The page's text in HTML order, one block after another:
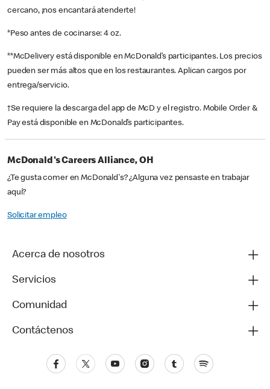
cercano, ¡nos encantará atenderte!
*Peso antes de cocinarse: 4 oz.
**McDelivery está disponible en McDonald’s participantes. Los precios
pueden ser más altos que en los restaurantes. Aplican cargos por
entrega/servicio.
†Se requiere la descarga del app de McD y el registro. Mobile Order &
Pay está disponible en McDonald’s participantes.
McDonald's Careers Alliance, OH
¿Te gusta comer en McDonald's? ¿Alguna vez pensaste en trabajar
aquí?
Solicitar empleo
Acerca de nosotros
Servicios
Comunidad
Contáctenos